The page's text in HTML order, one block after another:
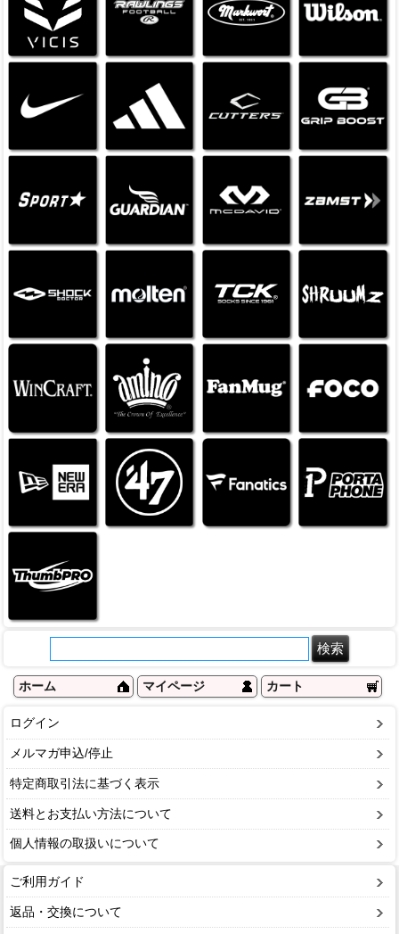
ホーム マイページ カート
ログイン
メルマガ申込/停止
特定商取引法に基づく表示
送料とお支払い方法について
個人情報の取扱いについて
ご利用ガイド
返品・交換について